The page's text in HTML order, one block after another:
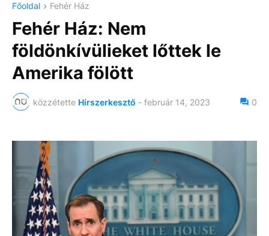
Főoldal Fehér Ház
Fehér Ház: Nem
földönkívülieket lőttek le
Amerika fölött
közzétette Hírszerkesztő - február 14, 2023 0